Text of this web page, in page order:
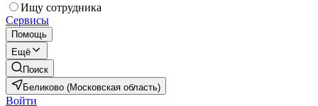
Ищу сотрудника
Сервисы
Помощь
Ещё
Поиск
Беликово (Московская область)
Войти